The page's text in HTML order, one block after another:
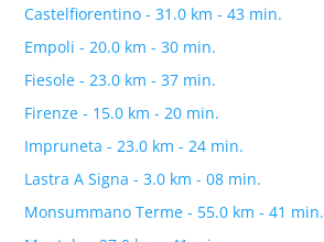
Castelfiorentino - 31.0 km - 43 min.
Empoli - 20.0 km - 30 min.
Fiesole - 23.0 km - 37 min.
Firenze - 15.0 km - 20 min.
Impruneta - 23.0 km - 24 min.
Lastra A Signa - 3.0 km - 08 min.
Monsummano Terme - 55.0 km - 41 min.